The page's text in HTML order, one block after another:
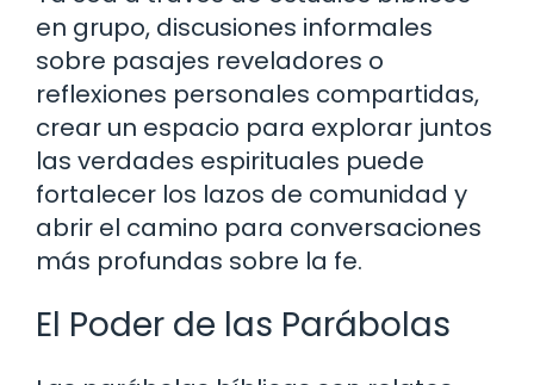
en grupo, discusiones informales
sobre pasajes reveladores o
reflexiones personales compartidas,
crear un espacio para explorar juntos
las verdades espirituales puede
fortalecer los lazos de comunidad y
abrir el camino para conversaciones
más profundas sobre la fe.
El Poder de las Parábolas